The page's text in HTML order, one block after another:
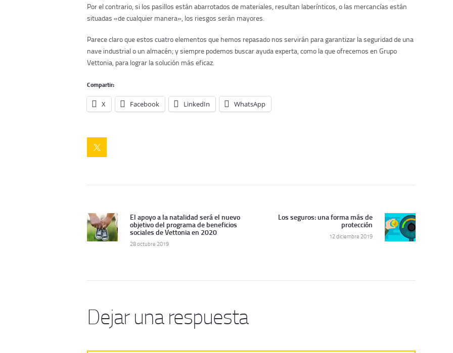
Por el contrario, si los pasillos están abarrotados de materiales, resultan laberínticos, o las mercancías están
situadas «de cualquier manera», los riesgos serán mayores.
Parece claro que estos cuatro elementos que hemos repasado nos servirán para garantizar la seguridad de una
nave industrial o un almacén; y siempre podemos buscar ayuda experta, como la que ofrecemos en Grupo
Vettonia, para lograr la solución más eficaz.
Compartir:
X Facebook LinkedIn WhatsApp
de
entradas
Artículo
anterior:
El apoyo a la natalidad será el nuevo
objetivo del programa de beneficios
sociales de Vettonia en 2020
28 octubre 2019
Siguiente
artículo:
Los seguros: una forma más de
protección
12 diciembre 2019
Dejar una respuesta